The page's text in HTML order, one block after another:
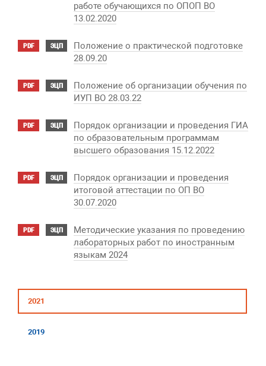
работе обучающихся по ОПОП ВО
13.02.2020
PDF ЭЦП
Положение о практической подготовке
28.09.20
PDF ЭЦП
Положение об организации обучения по
ИУП ВО 28.03.22
PDF ЭЦП
Порядок организации и проведения ГИА
по образовательным программам
высшего образования 15.12.2022
PDF ЭЦП
Порядок организации и проведения
итоговой аттестации по ОП ВО
30.07.2020
PDF ЭЦП
Методические указания по проведению
лабораторных работ по иностранным
языкам 2024
2021
2019